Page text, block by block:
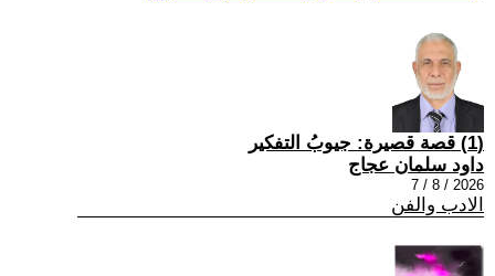
(1) قصة قصيرة: جيوبُ التفكير
داود سلمان عجاج
2026 / 8 / 7
الادب والفن